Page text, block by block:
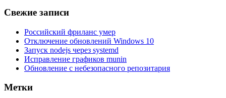
Свежие записи
Российский фриланс умер
Отключение обновлений Windows 10
Запуск nodejs через systemd
Исправление графиков munin
Обновление с небезопасного репозитария
Метки